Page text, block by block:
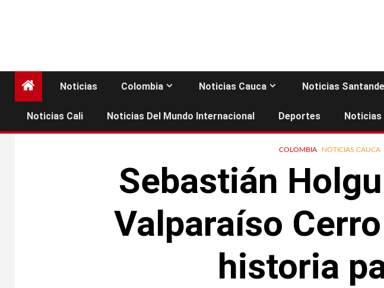
Noticias Colombia Noticias Cauca Noticias
Noticias Cali Noticias Del Mundo Internacional Deportes Noticias
COLOMBIA NOTICIAS CAUCA
Sebastián
Valparaíso
historia